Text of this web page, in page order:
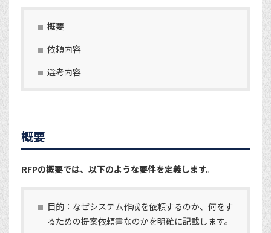
概要
依頼内容
選考内容
概要
RFPの概要では、以下のような要件を定義します。
目的：なぜシステム作成を依頼するのか、何をす
るための提案依頼書なのかを明確に記載します。